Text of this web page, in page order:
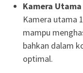
Kamera
Kamera utama
mampu
bahkan dalam
optimal.